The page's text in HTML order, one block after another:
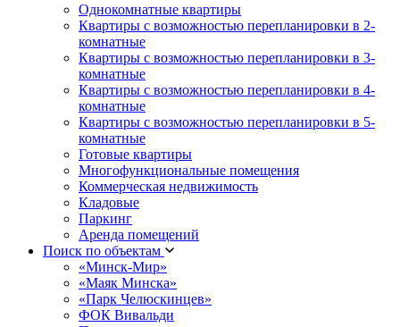
Однокомнатные квартиры
Квартиры с возможностью перепланировки в 2-
комнатные
Квартиры с возможностью перепланировки в 3-
комнатные
Квартиры с возможностью перепланировки в 4-
комнатные
Квартиры с возможностью перепланировки в 5-
комнатные
Готовые квартиры
Многофункциональные помещения
Коммерческая недвижимость
Кладовые
Паркинг
Аренда помещений
Поиск по объектам
«Минск-Мир»
«Маяк Минска»
«Парк Челюскинцев»
ФОК Вивальди